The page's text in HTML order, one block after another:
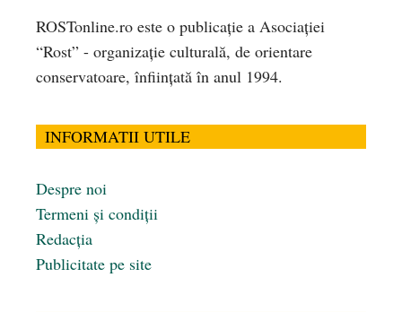
ROSTonline.ro este o publicaţie a Asociaţiei
“Rost” - organizaţie culturală, de orientare
conservatoare, înfiinţată în anul 1994.
INFORMATII UTILE
Despre noi
Termeni și condiții
Redacția
Publicitate pe site